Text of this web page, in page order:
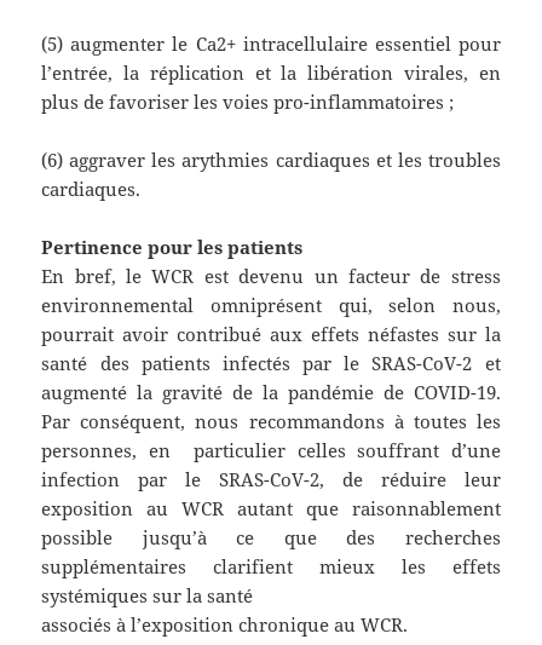
(5) augmenter le Ca2+ intracellulaire essentiel pour
l’entrée, la réplication et la libération virales, en
plus de favoriser les voies pro-inflammatoires ;
(6) aggraver les arythmies cardiaques et les troubles
cardiaques.
Pertinence pour les patients
En bref, le WCR est devenu un facteur de stress
environnemental omniprésent qui, selon nous,
pourrait avoir contribué aux effets néfastes sur la
santé des patients infectés par le SRAS-CoV-2 et
augmenté la gravité de la pandémie de COVID-19.
Par conséquent, nous recommandons à toutes les
personnes, en particulier celles souffrant d’une
infection par le SRAS-CoV-2, de réduire leur
exposition au WCR autant que raisonnablement
possible jusqu’à ce que des recherches
supplémentaires clarifient mieux les effets
systémiques sur la santé
associés à l’exposition chronique au WCR.